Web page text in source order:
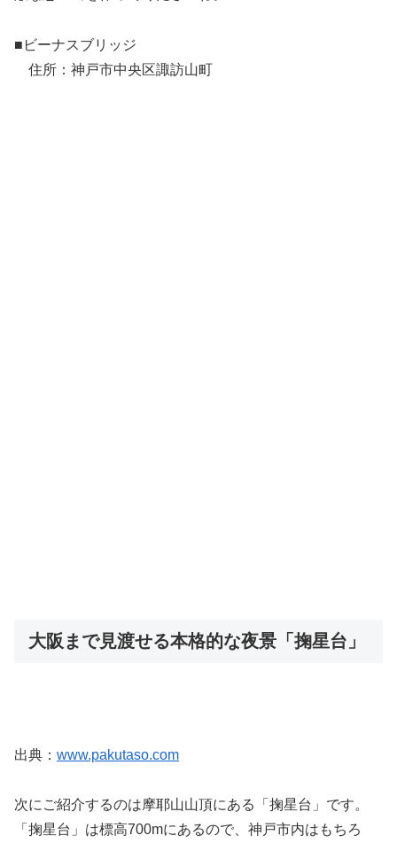
■ビーナスブリッジ
住所：神戸市中央区諏訪山町
大阪まで見渡せる本格的な夜景「掬星台」
出典： www.pakutaso.com
次にご紹介するのは摩耶山山頂にある「掬星台」です。
「掬星台」は標高700mにあるので、神戸市内はもちろ